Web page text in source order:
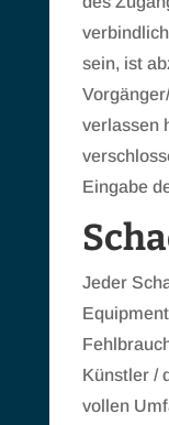
sein, ist
verlassen
Eingabe
Jeder
Künstler /
vollen